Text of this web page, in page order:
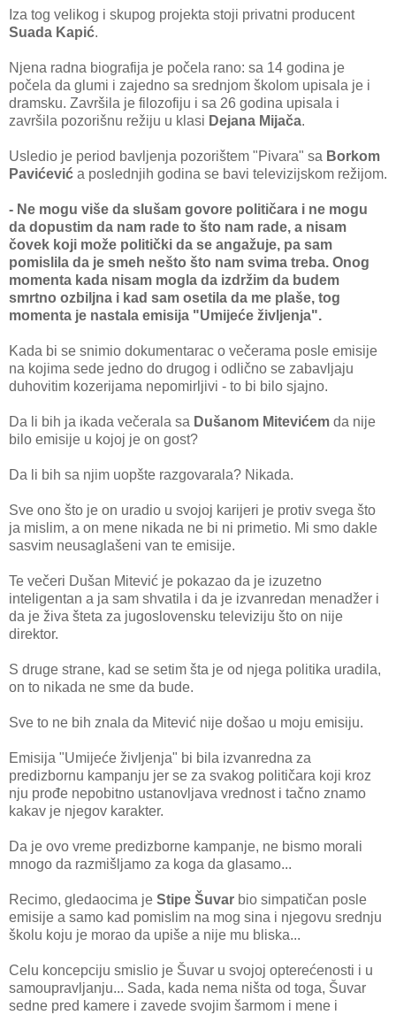
Iza tog velikog i skupog projekta stoji privatni producent
Suada Kapić.
Njena radna biografija je počela rano: sa 14 godina je
počela da glumi i zajedno sa srednjom školom upisala je i
dramsku. Završila je filozofiju i sa 26 godina upisala i
završila pozorišnu režiju u klasi Dejana Mijača.
Usledio je period bavljenja pozorištem "Pivara" sa Borkom
Pavićević a poslednjih godina se bavi televizijskom režijom.
- Ne mogu više da slušam govore političara i ne mogu
da dopustim da nam rade to što nam rade, a nisam
čovek koji može politički da se angažuje, pa sam
pomislila da je smeh nešto što nam svima treba. Onog
momenta kada nisam mogla da izdržim da budem
smrtno ozbiljna i kad sam osetila da me plaše, tog
momenta je nastala emisija "Umijeće življenja".
Kada bi se snimio dokumentarac o večerama posle emisije
na kojima sede jedno do drugog i odlično se zabavljaju
duhovitim kozerijama nepomirljivi - to bi bilo sjajno.
Da li bih ja ikada večerala sa Dušanom Mitevićem da nije
bilo emisije u kojoj je on gost?
Da li bih sa njim uopšte razgovarala? Nikada.
Sve ono što je on uradio u svojoj karijeri je protiv svega što
ja mislim, a on mene nikada ne bi ni primetio. Mi smo dakle
sasvim neusaglašeni van te emisije.
Te večeri Dušan Mitević je pokazao da je izuzetno
inteligentan a ja sam shvatila i da je izvanredan menadžer i
da je živa šteta za jugoslovensku televiziju što on nije
direktor.
S druge strane, kad se setim šta je od njega politika uradila,
on to nikada ne sme da bude.
Sve to ne bih znala da Mitević nije došao u moju emisiju.
Emisija "Umijeće življenja" bi bila izvanredna za
predizbornu kampanju jer se za svakog političara koji kroz
nju prođe nepobitno ustanovljava vrednost i tačno znamo
kakav je njegov karakter.
Da je ovo vreme predizborne kampanje, ne bismo morali
mnogo da razmišljamo za koga da glasamo...
Recimo, gledaocima je Stipe Šuvar bio simpatičan posle
emisije a samo kad pomislim na mog sina i njegovu srednju
školu koju je morao da upiše a nije mu bliska...
Celu koncepciju smislio je Šuvar u svojoj opterećenosti i u
samoupravljanju... Sada, kada nema ništa od toga, Šuvar
sedne pred kamere i zavede svojim šarmom i mene i